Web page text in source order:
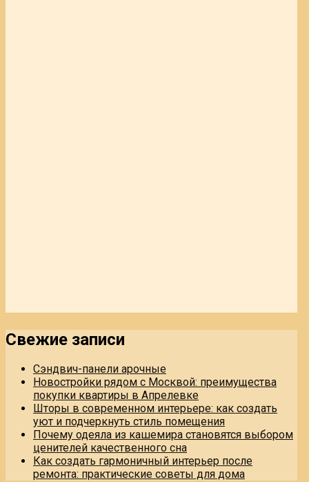
Свежие записи
Сэндвич-панели арочные
Новостройки рядом с Москвой: преимущества
покупки квартиры в Апрелевке
Шторы в современном интерьере: как создать
уют и подчеркнуть стиль помещения
Почему одеяла из кашемира становятся выбором
ценителей качественного сна
Как создать гармоничный интерьер после
ремонта: практические советы для дома